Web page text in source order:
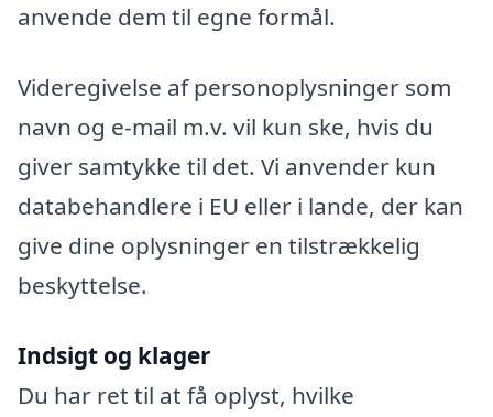
anvende dem til egne formål.
Videregivelse af personoplysninger som
navn og e-mail m.v. vil kun ske, hvis du
giver samtykke til det. Vi anvender kun
databehandlere i EU eller i lande, der kan
give dine oplysninger en tilstrækkelig
beskyttelse.
Indsigt og klager
Du har ret til at få oplyst, hvilke